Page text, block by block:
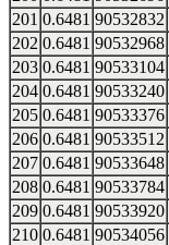
201 0.6481 90532832
202 0.6481 90532968
203 0.6481 90533104
204 0.6481 90533240
205 0.6481 90533376
206 0.6481 90533512
207 0.6481 90533648
208 0.6481 90533784
209 0.6481 90533920
210 0.6481 90534056